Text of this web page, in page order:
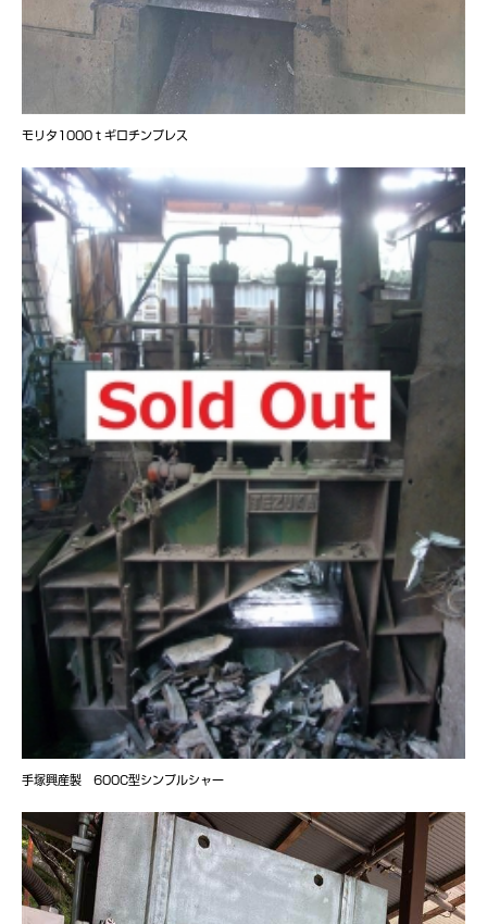
モリタ1000ｔギロチンプレス
手塚興産製 600C型シンプルシャー